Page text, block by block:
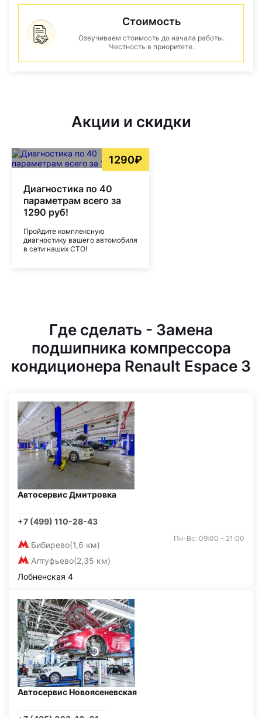
Стоимость
Озвучиваем стоимость до начала работы.
Честность в приоритете.
Акции и скидки
1290₽
Диагностика по 40
параметрам всего за
1290 руб!
Пройдите комплексную
диагностику вашего автомобиля
в сети наших СТО!
Где сделать - Замена
подшипника компрессора
кондиционера Renault Espace 3
Автосервис Дмитровка
+7 (499) 110-28-43
Бибирево(1,6 км)
Алтуфьево(2,35 км)
Пн-Вс: 09:00 - 21:00
Лобненская 4
Автосервис Новоясеневская